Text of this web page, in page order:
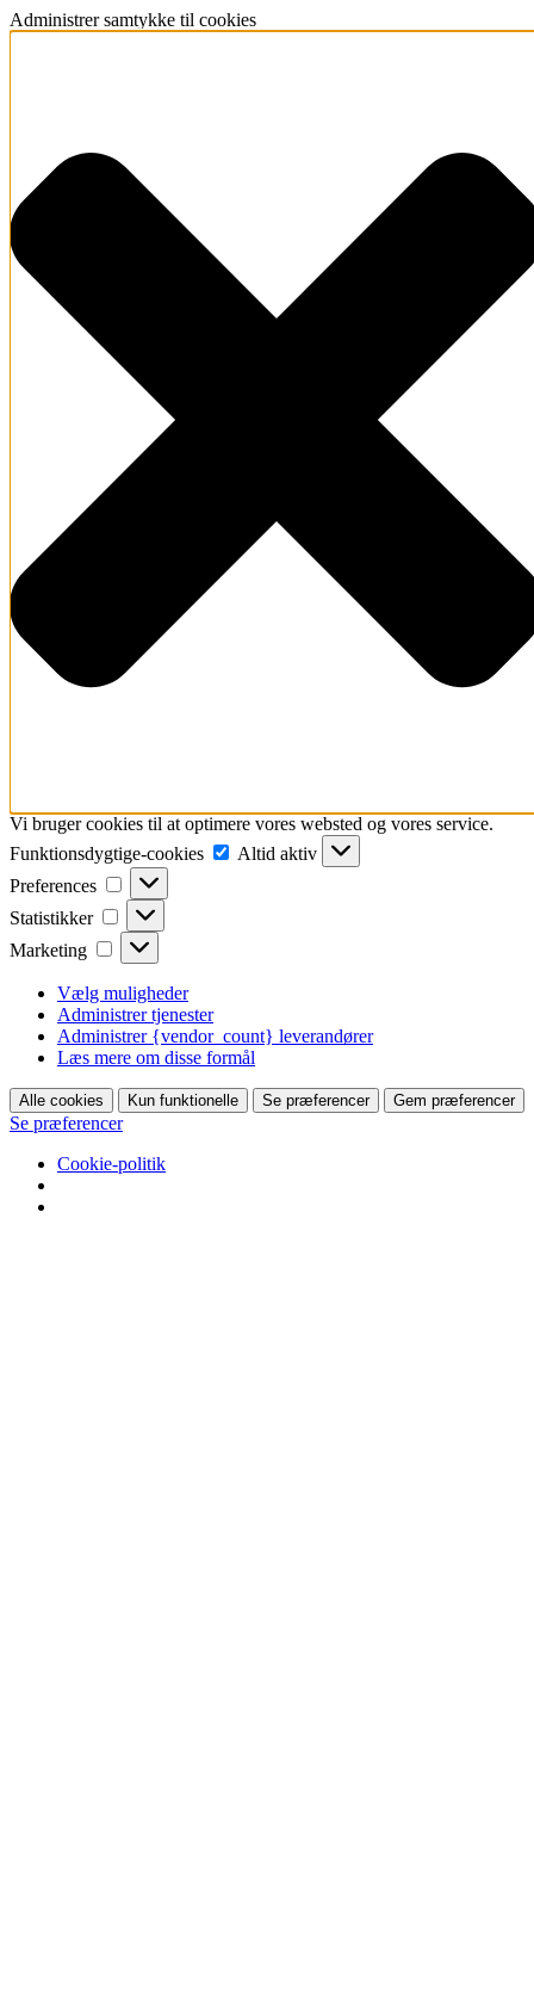
Administrer samtykke til cookies
Vi bruger cookies til at optimere vores websted og vores service.
Funktionsdygtige-cookies
Funktionsdygtige-
cookies
Altid aktiv
Preferences
Preferences
Statistikker Statistikker
Marketing Marketing
Vælg muligheder
Administrer tjenester
Administrer {vendor_count} leverandører
Læs mere om disse formål
Alle cookies Kun funktionelle Se præferencer Gem præferencer
Se præferencer
Cookie-politik